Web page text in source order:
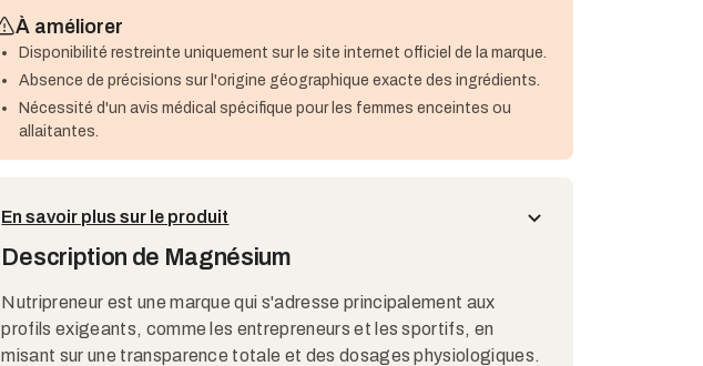
À améliorer
Disponibilité restreinte uniquement sur le site internet officiel de la marque.
Absence de précisions sur l'origine géographique exacte des ingrédients.
Nécessité d'un avis médical spécifique pour les femmes enceintes ou
allaitantes.
En savoir plus sur le produit
Description de Magnésium
Nutripreneur est une marque qui s'adresse principalement aux
profils exigeants, comme les entrepreneurs et les sportifs, en
misant sur une transparence totale et des dosages physiologiques.